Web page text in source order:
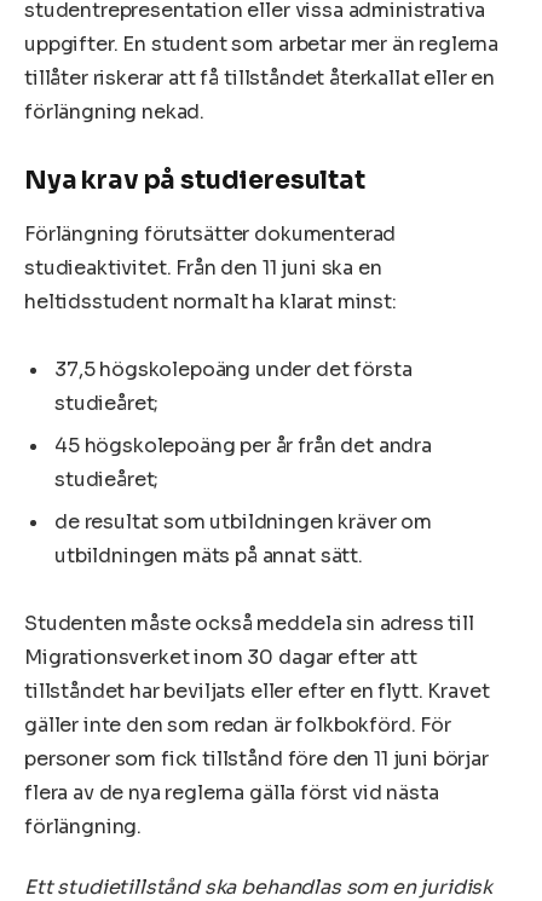
studentrepresentation eller vissa administrativa
uppgifter. En student som arbetar mer än reglerna
tillåter riskerar att få tillståndet återkallat eller en
förlängning nekad.
Nya krav på studieresultat
Förlängning förutsätter dokumenterad
studieaktivitet. Från den 11 juni ska en
heltidsstudent normalt ha klarat minst:
37,5 högskolepoäng under det första
studieåret;
45 högskolepoäng per år från det andra
studieåret;
de resultat som utbildningen kräver om
utbildningen mäts på annat sätt.
Studenten måste också meddela sin adress till
Migrationsverket inom 30 dagar efter att
tillståndet har beviljats eller efter en flytt. Kravet
gäller inte den som redan är folkbokförd. För
personer som fick tillstånd före den 11 juni börjar
flera av de nya reglerna gälla först vid nästa
förlängning.
Ett studietillstånd ska behandlas som en juridisk